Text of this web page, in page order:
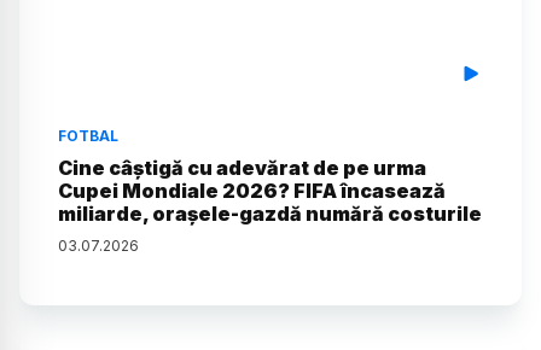
FOTBAL
Cine câștigă cu adevărat de pe urma
Cupei Mondiale 2026? FIFA încasează
miliarde, orașele-gazdă numără costurile
03.07.2026